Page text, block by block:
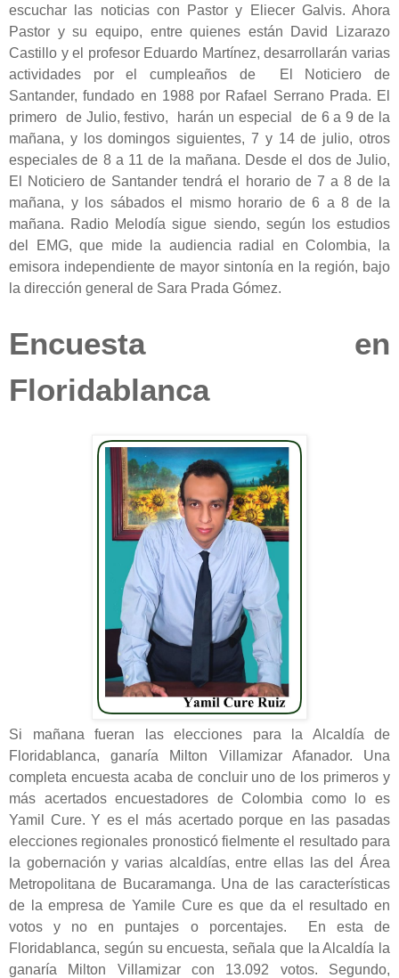
escuchar las noticias con Pastor y Eliecer Galvis. Ahora
Pastor y su equipo, entre quienes están David Lizarazo
Castillo y el profesor Eduardo Martínez, desarrollarán varias
actividades por el cumpleaños de El Noticiero de
Santander, fundado en 1988 por Rafael Serrano Prada. El
primero de Julio, festivo, harán un especial de 6 a 9 de la
mañana, y los domingos siguientes, 7 y 14 de julio, otros
especiales de 8 a 11 de la mañana. Desde el dos de Julio,
El Noticiero de Santander tendrá el horario de 7 a 8 de la
mañana, y los sábados el mismo horario de 6 a 8 de la
mañana. Radio Melodía sigue siendo, según los estudios
del EMG, que mide la audiencia radial en Colombia, la
emisora independiente de mayor sintonía en la región, bajo
la dirección general de Sara Prada Gómez.
Encuesta en
Floridablanca
Si mañana fueran las elecciones para la Alcaldía de
Floridablanca, ganaría Milton Villamizar Afanador. Una
completa encuesta acaba de concluir uno de los primeros y
más acertados encuestadores de Colombia como lo es
Yamil Cure. Y es el más acertado porque en las pasadas
elecciones regionales pronosticó fielmente el resultado para
la gobernación y varias alcaldías, entre ellas las del Área
Metropolitana de Bucaramanga. Una de las características
de la empresa de Yamile Cure es que da el resultado en
votos y no en puntajes o porcentajes. En esta de
Floridablanca, según su encuesta, señala que la Alcaldía la
ganaría Milton Villamizar con 13.092 votos. Segundo,